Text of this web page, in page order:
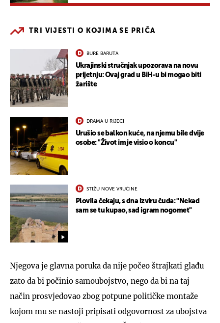
TRI VIJESTI O KOJIMA SE PRIČA
BURE BARUTA
Ukrajinski stručnjak upozorava na novu
prijetnju: Ovaj grad u BiH-u bi mogao biti
žarište
DRAMA U RIJECI
Urušio se balkon kuće, na njemu bile dvije
osobe: "Život im je visio o koncu"
STIŽU NOVE VRUĆINE
Plovila čekaju, s dna izviru čuda: "Nekad
sam se tu kupao, sad igram nogomet"
Njegova je glavna poruka da nije počeo štrajkati glađu
zato da bi počinio samoubojstvo, nego da bi na taj
način prosvjedovao zbog potpune političke montaže
kojom mu se nastoji pripisati odgovornost za ubojstva